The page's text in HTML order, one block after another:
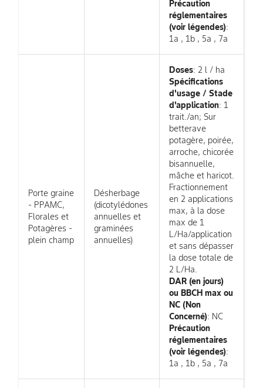
Précaution
réglementaires
(voir légendes):
1a , 1b , 5a , 7a
Porte graine
- PPAMC,
Florales et
Potagères -
plein champ
Désherbage
(dicotylédones
annuelles et
graminées
annuelles)
Doses: 2 l / ha
Spécifications
d'usage / Stade
d'application: 1
trait./an; Sur
betterave
potagère, poirée,
arroche, chicorée
bisannuelle,
mâche et haricot.
Fractionnement
en 2 applications
max, à la dose
max de 1
L/Ha/application
et sans dépasser
la dose totale de
2 L/Ha.
DAR (en jours)
ou BBCH max ou
NC (Non
Concerné): NC
Précaution
réglementaires
(voir légendes):
1a , 1b , 5a , 7a